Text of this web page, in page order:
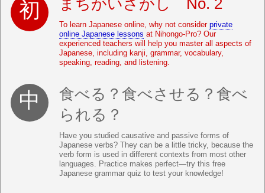
To learn Japanese online, why not consider private
online Japanese lessons at Nihongo-Pro? Our
experienced teachers will help you master all aspects of
Japanese, including kanji, grammar, vocabulary,
speaking, reading, and listening.
食べる？食べさせる？食べ
られる？
Have you studied causative and passive forms of
Japanese verbs? They can be a little tricky, because the
verb form is used in different contexts from most other
languages. Practice makes perfect—try this free
Japanese grammar quiz to test your knowledge!